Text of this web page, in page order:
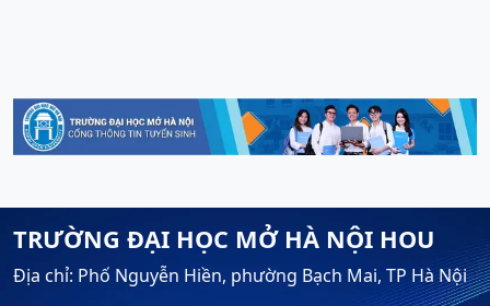
TRƯỜNG ĐẠI HỌC MỞ HÀ NỘI HOU
Địa chỉ: Phố Nguyễn Hiền, phường Bạch Mai, TP Hà Nội